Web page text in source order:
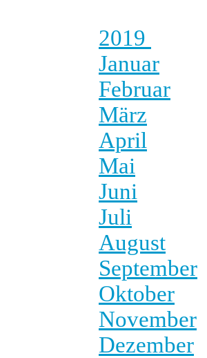
2019
Januar
Februar
März
April
Mai
Juni
Juli
August
September
Oktober
November
Dezember